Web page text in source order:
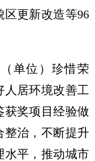
更新改造等96
单位）珍惜荣
人居环境改善工
获奖项目经验做
整治，不断提升
水平，推动城市